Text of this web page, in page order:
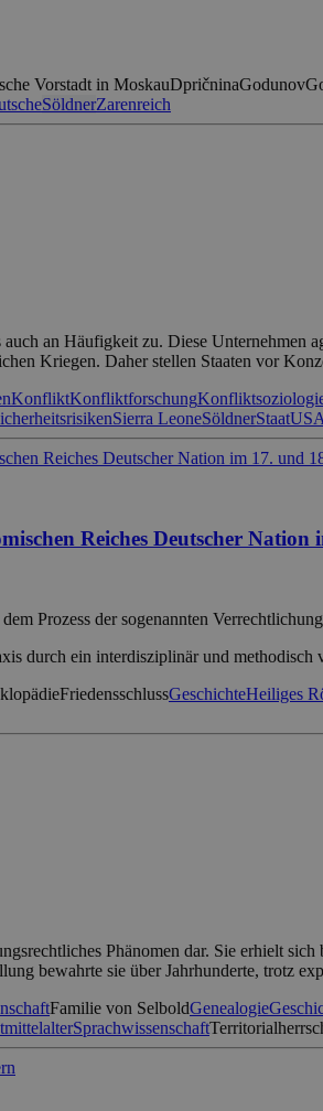
Vorstadt in MoskauDpričninaGodunov
SöldnerZarenreich
an Häufigkeit zu. Diese Unternehmen
Kriegen. Daher stellen Staaten vor
KonfliktKonfliktforschung
Sierra LeoneSöldnerStaatUSA
Reiches Deutscher
Prozess der sogenannten
durch ein interdisziplinär und
FriedensschlussGeschichteHeiliges
Phänomen dar. Sie erhielt
bewahrte sie über Jahrhunderte, trotz
Familie von SelboldGenealogie
Sprachwissenschaft